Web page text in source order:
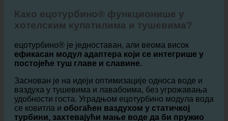
1. Како ецотурбино® помаже овом хотелском
партнеру?
хотелским купатилима и тушевима?
ецотурбино® је једноставан, али веома висок
ефикасан модул адаптера који се интегрише у
постојеће туш главе и славине.
Заснован је на идеји оптимизације односа воде и
ваздуха у тушевима и лавабоима, без угрожавања